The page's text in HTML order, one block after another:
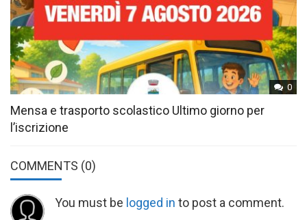
0
Mensa e trasporto scolastico Ultimo giorno per
l’iscrizione
COMMENTS (0)
You must be logged in to post a comment.